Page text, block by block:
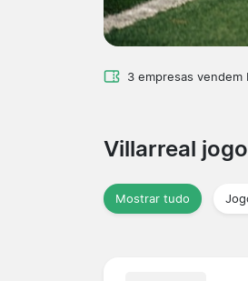
3 empresas vendem
Villarreal
Mostrar tudo